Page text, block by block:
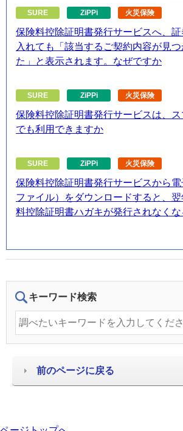
SURE ZiPPi 火災保険
保険料控除証明書発行サービスへ、証
入れても「該当するご契約内容が見
た」と表示されます。なぜですか
SURE ZiPPi 火災保険
保険料控除証明書発行サービスは、
でも利用できますか
SURE ZiPPi 火災保険
保険料控除証明書発行サービスから
ファイル）をダウンロードすると、
料控除証明書ハガキが発行されなくな
キーワード検索
前のページに戻る